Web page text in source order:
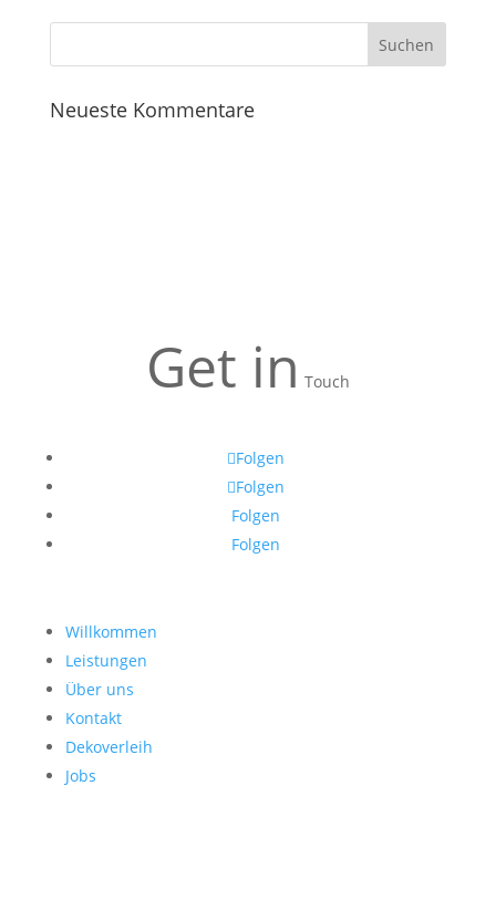
Neueste Kommentare
Get in Touch
Folgen
Folgen
Folgen
Folgen
Willkommen
Leistungen
Über uns
Kontakt
Dekoverleih
Jobs